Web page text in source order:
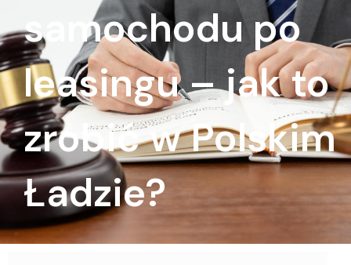
samochodu po
leasingu – jak to
zrobić w Polskim
Ładzie?